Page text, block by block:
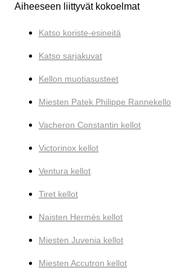
Aiheeseen liittyvät kokoelmat
Katso koriste-esineitä
Katso sarjakuvat
Kellon muotiasusteet
Miesten Patek Philippe Rannekello
Vacheron Constantin kellot
Victorinox kellot
Ventura kellot
Tiret kellot
Naisten Hermès kellot
Miesten Juvenia kellot
Miesten Accutron kellot